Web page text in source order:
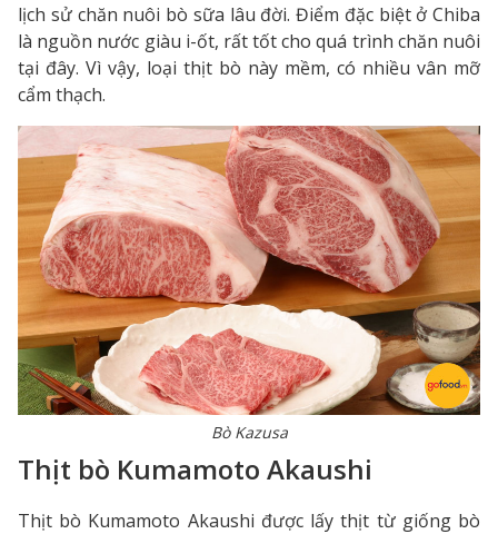
lịch sử chăn nuôi bò sữa lâu đời. Điểm đặc biệt ở Chiba
là nguồn nước giàu i-ốt, rất tốt cho quá trình chăn nuôi
tại đây. Vì vậy, loại thịt bò này mềm, có nhiều vân mỡ
cẩm thạch.
Bò Kazusa
Thịt bò Kumamoto Akaushi
Thịt bò Kumamoto Akaushi được lấy thịt từ giống bò